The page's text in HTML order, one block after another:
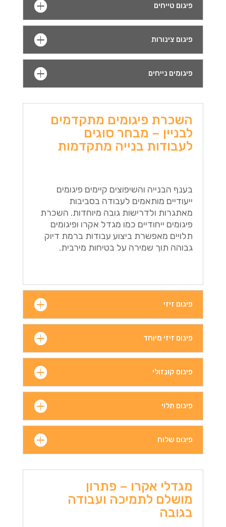
פיגום טייחים
פיגום צינורות
פיגומים נייחים
השכרת פיגומים מתקדמים
לבניין – מבחר סוגים
לעבודות בנייה מתקדמות
בענף הבנייה והשיפוצים קיימים פיגומים
ייעודיים מותאמים לעבודה בסביבות
מאתגרות ולדרישות גובה מיוחדות. השכרת
פיגומים ייחודיים כמו מגדל אקרו ופיגומים
תלויים מאפשרת ביצוע עבודות ברמת דיוק
גבוהה תוך שמירה על בטיחות מירבית.
פיגום זיזי
פיגום זיזי מיוחד
פיגום קונזולי
פיגום תלוי
פיגום שלוח
מגדלי אקרו – פתרון
מושלם לתמיכה ועבודה
בגובה